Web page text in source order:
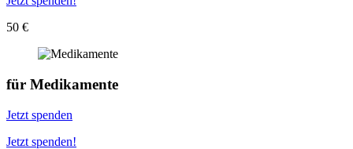
50 €
für Medikamente
Jetzt spenden
Jetzt spenden!